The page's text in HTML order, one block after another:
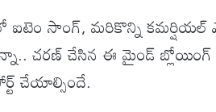
సాంగ్, మరికొన్ని కమర్షియల్
చరణ్ చేసిన ఈ మైండ్ బ్లోయింగ్
చేయాల్సిందే.